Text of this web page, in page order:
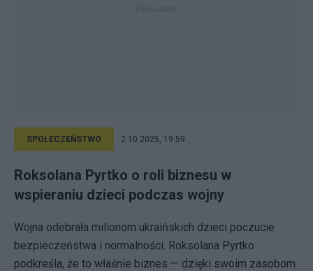
SPOŁECZEŃSTWO 2.10.2025, 19:59
Roksolana Pyrtko o roli biznesu w
wspieraniu dzieci podczas wojny
Wojna odebrała milionom ukraińskich dzieci poczucie
bezpieczeństwa i normalności. Roksolana Pyrtko
podkreśla, że to właśnie biznes — dzięki swoim zasobom